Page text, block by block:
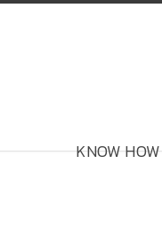
KNOW HOW